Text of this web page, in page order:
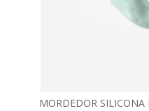
MORDEDOR SILICONA